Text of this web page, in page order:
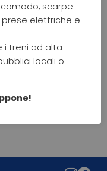
scarpe
elettriche e
i treni ad alta
locali o